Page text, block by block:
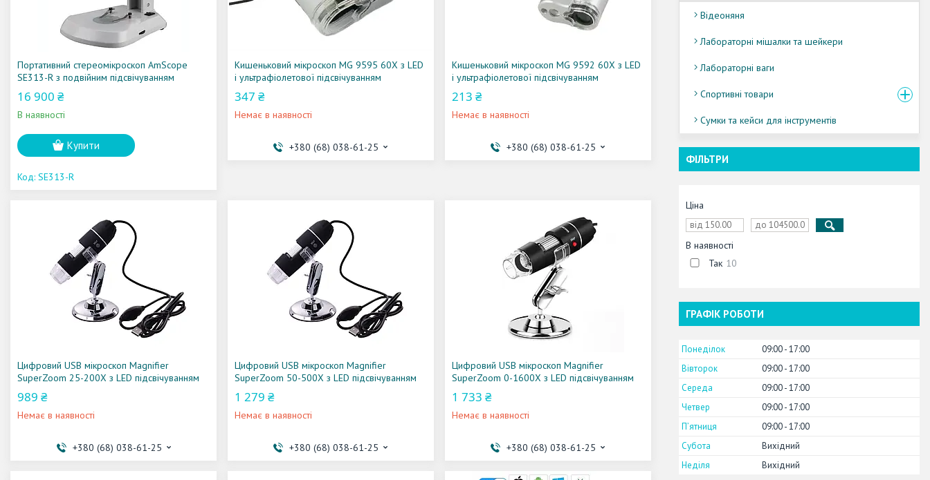
Портативний стереомікроскоп AmScope
SE313-R з подвійним підсвічуванням
16 900 ₴
В наявності
Купити
SE313-R
Кишеньковий мікроскоп MG 9595 60X з LED
і ультрафіолетової підсвічуванням
347 ₴
Немає в наявності
+380 (68) 038-61-25
Кишеньковий мікроскоп MG 9592 60X з LED
і ультрафіолетової підсвічуванням
213 ₴
Немає в наявності
+380 (68) 038-61-25
Цифровий USB мікроскоп Magnifier
SuperZoom 25-200X з LED підсвічуванням
989 ₴
Немає в наявності
+380 (68) 038-61-25
Цифровий USB мікроскоп Magnifier
SuperZoom 50-500X з LED підсвічуванням
1 279 ₴
Немає в наявності
+380 (68) 038-61-25
Цифровий USB мікроскоп Magnifier
SuperZoom 0-1600X з LED підсвічуванням
1 733 ₴
Немає в наявності
+380 (68) 038-61-25
Відеоняня
Лабораторні мішалки та шейкери
Лабораторні ваги
Спортивні товари
Сумки та кейси для інструментів
ФІЛЬТРИ
Ціна
В наявності
Так 10
ГРАФІК РОБОТИ
Понеділок 09:00 17:00
Вівторок
09:00 17:00
Середа
09:00 17:00
Четвер
09:00 17:00
Пʼятниця
09:00 17:00
Субота
Вихідний
Неділя
Вихідний